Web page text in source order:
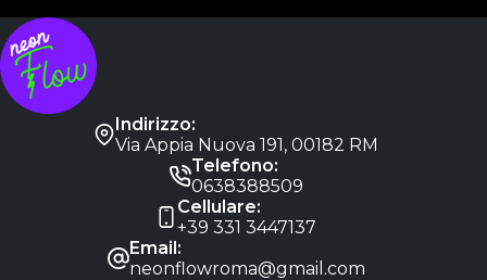
Indirizzo:
Via Appia Nuova 191, 00182 RM
Telefono:
0638388509
Cellulare:
+39 331 3447137
Email:
neonflowroma@gmail.com